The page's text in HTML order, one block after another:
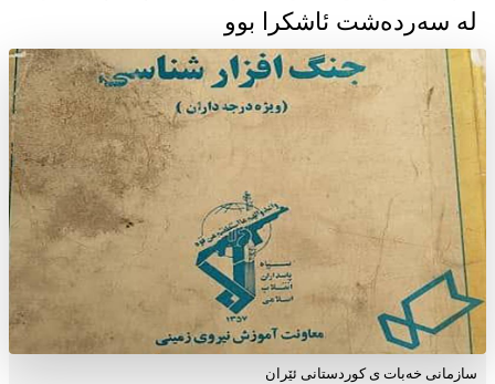
لە سەردەشت ئاشکرا بوو
سازمانی خەبات ی كوردستانی ئێران